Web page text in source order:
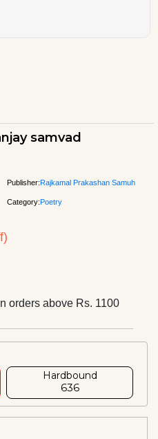
samvad
Publisher:Rajkamal Prakashan Samuh
Category:Poetry
orders above Rs. 1100
Hardbound
₹636